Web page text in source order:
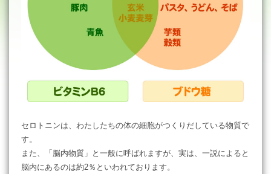
セロトニンは、わたしたちの体の細胞がつくりだしている物質で
す。
また、「脳内物質」と一般に呼ばれますが、実は、一説によると
脳内にあるのは約2％といわれております。